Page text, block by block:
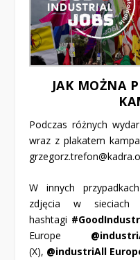
JAK MOŻNA
Podczas różnych
wraz z plakatem
W innych
zdjęcia w sieciach
hashtagi
Europe
(X), @industriAll